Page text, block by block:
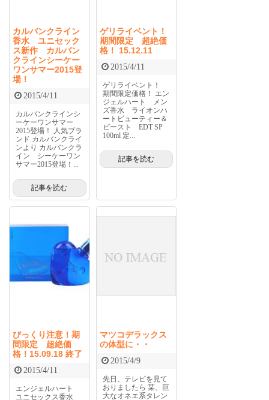
カルバンクライン
香水 ユニセック
ス新作 カルバン
クラインシーケー
ワンサマー2015登
場！
2015/4/11
カルバンクラインシ
ーケーワンサマー
2015登場！ 人気ブラ
ンド カルバンクライ
ンより カルバンクラ
イン シーケーワン
サマー2015登場！...
記事を読む
ゲリライベント！
期間限定 超絶価
格！ 15.12.11
2015/4/11
ゲリライベント！
期間限定価格！ エン
ジェルハート メン
ズ香水 ライオンハ
ートビューティー＆
ビースト EDT SP
100ml 定...
記事を読む
びっくり注意！期
間限定 超絶価
格！15.09.18 終了
2015/4/11
エンジェルハート
ユニセックス香水
マツコデラックス
の体型に・・
2015/4/9
先日、テレビを見て
おりましたら 某、巨
大なオネエ系タレン